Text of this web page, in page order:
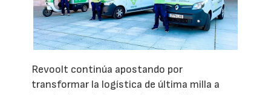
Revoolt continúa apostando por
transformar la logística de última milla a